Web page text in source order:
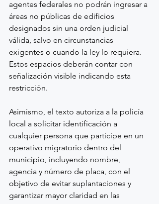
agentes federales no podrán ingresar a
áreas no públicas de edificios
designados sin una orden judicial
válida, salvo en circunstancias
exigentes o cuando la ley lo requiera.
Estos espacios deberán contar con
señalización visible indicando esta
restricción.
Asimismo, el texto autoriza a la policía
local a solicitar identificación a
cualquier persona que participe en un
operativo migratorio dentro del
municipio, incluyendo nombre,
agencia y número de placa, con el
objetivo de evitar suplantaciones y
garantizar mayor claridad en las